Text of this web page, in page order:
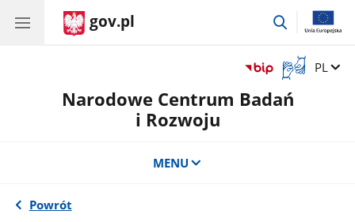
gov.pl
przejdź
Otwórz
okno
z
Zmień
PL
Narodowe Centrum Badań
i Rozwoju
MENU
Powrót